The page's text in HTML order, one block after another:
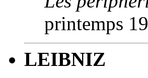
printemps
LEIBNIZ